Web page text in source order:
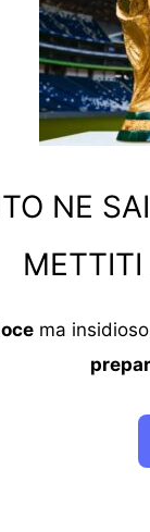
NE
METTITI
ma